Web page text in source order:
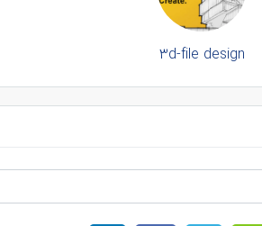
3d-file design